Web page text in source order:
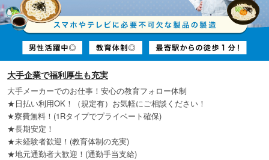
大手企業で福利厚生も充実
大手メーカーでのお仕事！安心の教育フォロー体制
★日払い利用OK！（規定有）お気軽にご相談ください！
★寮費無料！(1Rタイプでプライベート確保)
★長期安定！
★未経験者歓迎！(教育体制の充実)
★地元通勤者大歓迎！(通勤手当支給)